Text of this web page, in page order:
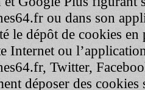
ou dans son
le dépôt de cookies en
Internet ou
, Twitter,
déposer des